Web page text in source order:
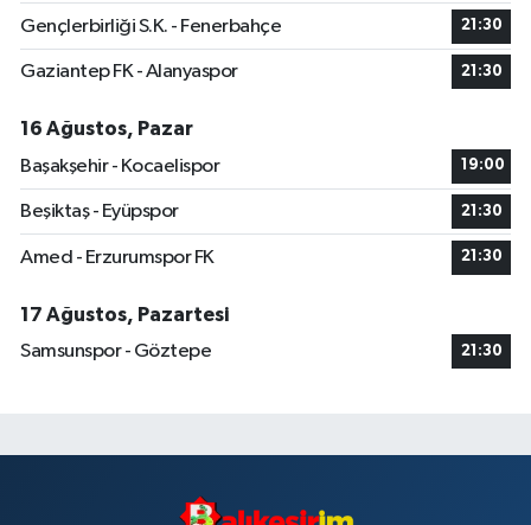
Gençlerbirliği S.K. - Fenerbahçe 21:30
Gaziantep FK - Alanyaspor 21:30
16 Ağustos, Pazar
Başakşehir - Kocaelispor
19:00
Beşiktaş - Eyüpspor 21:30
Amed - Erzurumspor FK 21:30
17 Ağustos, Pazartesi
Samsunspor - Göztepe
21:30